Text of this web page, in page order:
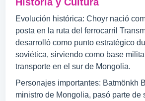
Evolución histórica: Choyr nació
posta en la ruta del ferrocarril
desarrolló como punto estratégico
soviética, sirviendo como base
transporte en el sur de Mongolia.
Personajes importantes: Batmönkh
ministro de Mongolia, pasó parte de